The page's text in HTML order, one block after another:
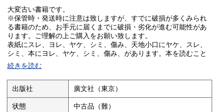
大変古い書籍です。
※保管時・発送時に注意は致しますが、すでに破損が多くみられ
る書籍のため、お手元に届くまでに破損・劣化が進む可能性があ
ります。ご理解の上ご購入をお願い致します。
表紙にスレ、ヨレ、ヤケ、シミ、傷み、天地小口にヤケ、スレ、
シミ、本にヨレ、ヤケ、シミ、傷み、があります。本を読むこと
に支障はございません。※注意事項※■商品・状態はコンディショ
ンガイドラインに基づき、判断・出品されております。■付録等の
付属品がある商品の場合、記載されていない物は『付属なし』と
ご理解下さい。※
続きを読む
出版社 廣文社（東京）
状態 中古品（難）